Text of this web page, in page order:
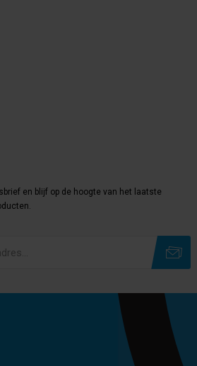
en blijf op de hoogte van het laatste